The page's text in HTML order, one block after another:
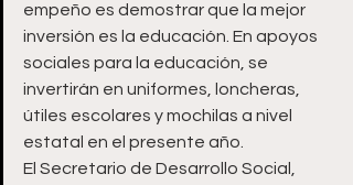
empeño es demostrar que la mejor
inversión es la educación. En apoyos
sociales para la educación, se
invertirán en uniformes, loncheras,
útiles escolares y mochilas a nivel
estatal en el presente año.
El Secretario de Desarrollo Social,